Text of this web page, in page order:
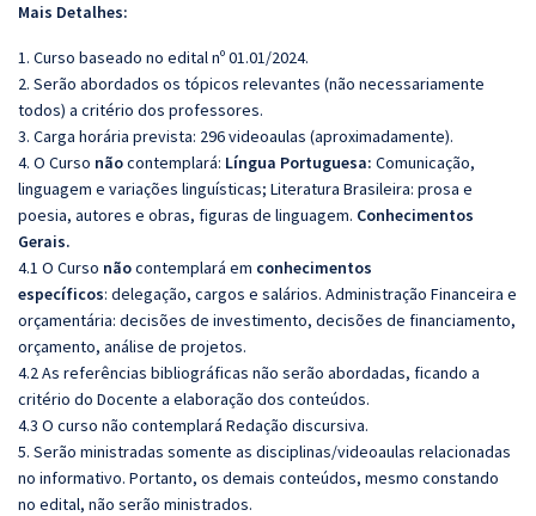
Mais Detalhes:
1. Curso baseado no edital nº 01.01/2024.
2. Serão abordados os tópicos relevantes (não necessariamente
todos) a critério dos professores.
3. Carga horária prevista: 296 videoaulas (aproximadamente).
4. O Curso nãocontemplará: Língua Portuguesa: Comunicação,
linguagem e variações linguísticas; Literatura Brasileira: prosa e
poesia, autores e obras, figuras de linguagem. Conhecimentos
Gerais.
4.1 O Curso nãocontemplará em conhecimentos
específicos: delegação, cargos e salários. Administração Financeira e
orçamentária: decisões de investimento, decisões de financiamento,
orçamento, análise de projetos.
4.2 As referências bibliográficas não serão abordadas, ficando a
critério do Docente a elaboração dos conteúdos.
4.3 O curso não contemplará Redação discursiva.
5. Serão ministradas somente as disciplinas/videoaulas relacionadas
no informativo. Portanto, os demais conteúdos, mesmo constando
no edital, não serão ministrados.